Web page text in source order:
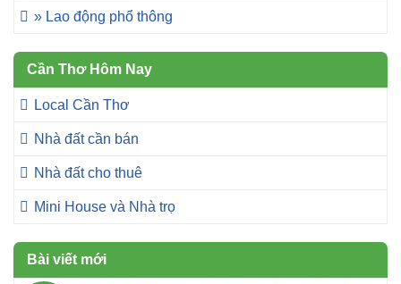
» Lao động phổ thông
Cần Thơ Hôm Nay
Local Cần Thơ
Nhà đất cần bán
Nhà đất cho thuê
Mini House và Nhà trọ
Bài viết mới